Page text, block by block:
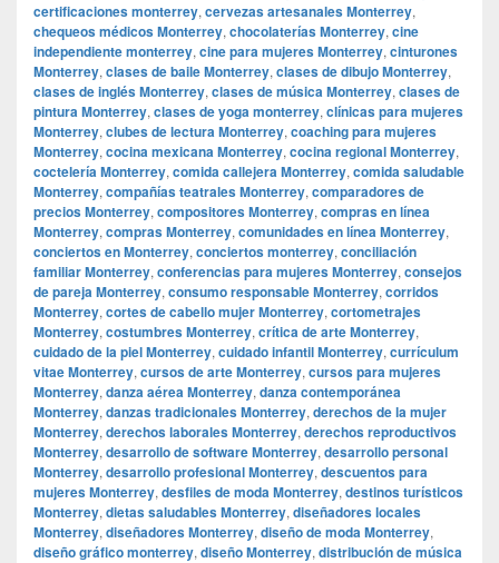
certificaciones monterrey, cervezas artesanales Monterrey,
chequeos médicos Monterrey, chocolaterías Monterrey, cine
independiente monterrey, cine para mujeres Monterrey, cinturones
Monterrey, clases de baile Monterrey, clases de dibujo Monterrey,
clases de inglés Monterrey, clases de música Monterrey, clases de
pintura Monterrey, clases de yoga monterrey, clínicas para mujeres
Monterrey, clubes de lectura Monterrey, coaching para mujeres
Monterrey, cocina mexicana Monterrey, cocina regional Monterrey,
coctelería Monterrey, comida callejera Monterrey, comida saludable
Monterrey, compañías teatrales Monterrey, comparadores de
precios Monterrey, compositores Monterrey, compras en línea
Monterrey, compras Monterrey, comunidades en línea Monterrey,
conciertos en Monterrey, conciertos monterrey, conciliación
familiar Monterrey, conferencias para mujeres Monterrey, consejos
de pareja Monterrey, consumo responsable Monterrey, corridos
Monterrey, cortes de cabello mujer Monterrey, cortometrajes
Monterrey, costumbres Monterrey, crítica de arte Monterrey,
cuidado de la piel Monterrey, cuidado infantil Monterrey, currículum
vitae Monterrey, cursos de arte Monterrey, cursos para mujeres
Monterrey, danza aérea Monterrey, danza contemporánea
Monterrey, danzas tradicionales Monterrey, derechos de la mujer
Monterrey, derechos laborales Monterrey, derechos reproductivos
Monterrey, desarrollo de software Monterrey, desarrollo personal
Monterrey, desarrollo profesional Monterrey, descuentos para
mujeres Monterrey, desfiles de moda Monterrey, destinos turísticos
Monterrey, dietas saludables Monterrey, diseñadores locales
Monterrey, diseñadores Monterrey, diseño de moda Monterrey,
diseño gráfico monterrey, diseño Monterrey, distribución de música